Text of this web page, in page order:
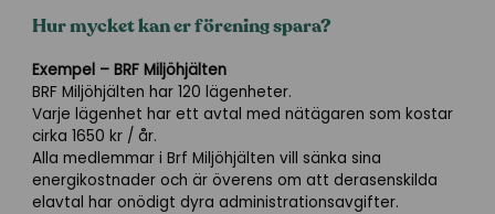
Hur mycket kan er förening spara?
Exempel – BRF Miljöhjälten
BRF Miljöhjälten har 120 lägenheter.
Varje lägenhet har ett avtal med nätägaren som kostar
cirka 1650 kr / år.
Alla medlemmar i Brf Miljöhjälten vill sänka sina
energikostnader och är överens om att derasenskilda
elavtal har onödigt dyra administrationsavgifter.